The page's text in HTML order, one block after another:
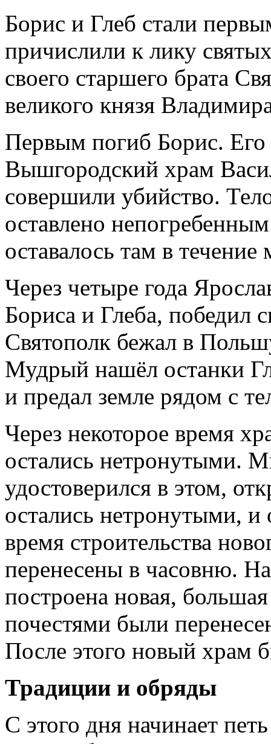
Борис и Глеб стали
причислили к лику
своего старшего брата
великого князя
Первым погиб Борис. Его
Вышгородский храм
совершили убийство.
оставлено
оставалось там в течение
Через четыре года
Бориса и Глеба, победил
Святополк бежал в
Мудрый нашёл останки
и предал земле рядом с
Через некоторое время
остались нетронутыми.
удостоверился в этом,
остались нетронутыми, и
время строительства
перенесены в часовню.
построена новая,
почестями были
После этого новый храм
Традиции и обряды
С этого дня начинает